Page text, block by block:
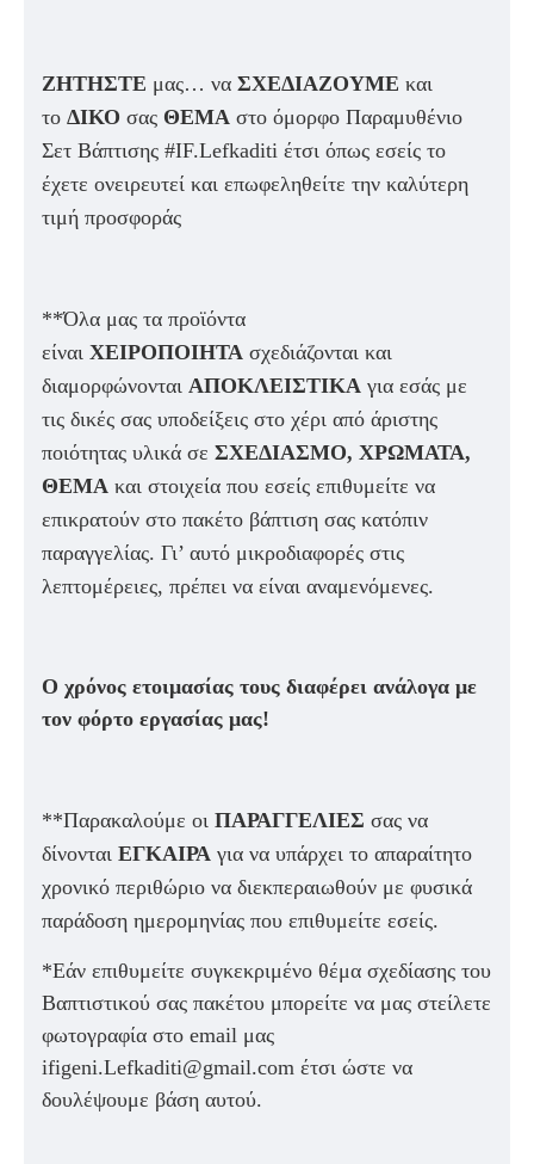
ΖΗΤΗΣΤΕ μας… να ΣΧΕΔΙΑΖΟΥΜΕ και
το ΔΙΚΟ σας ΘΕΜΑ στο όμορφο Παραμυθένιο
Σετ Βάπτισης #IF.Lefkaditi έτσι όπως εσείς το
έχετε ονειρευτεί και επωφεληθείτε την καλύτερη
τιμή προσφοράς
**Όλα μας τα προϊόντα
είναι ΧΕΙΡΟΠΟΙΗΤΑ σχεδιάζονται και
διαμορφώνονται ΑΠΟΚΛΕΙΣΤΙΚΑ για εσάς με
τις δικές σας υποδείξεις στο χέρι από άριστης
ποιότητας υλικά σε ΣΧΕΔΙΑΣΜΟ, ΧΡΩΜΑΤΑ,
ΘΕΜΑ και στοιχεία που εσείς επιθυμείτε να
επικρατούν στο πακέτο βάπτιση σας κατόπιν
παραγγελίας. Γι’ αυτό μικροδιαφορές στις
λεπτομέρειες, πρέπει να είναι αναμενόμενες.
Ο χρόνος ετοιμασίας τους διαφέρει ανάλογα με
τον φόρτο εργασίας μας!
**Παρακαλούμε οι ΠΑΡΑΓΓΕΛΙΕΣ σας να
δίνονται ΕΓΚΑΙΡΑ για να υπάρχει το απαραίτητο
χρονικό περιθώριο να διεκπεραιωθούν με φυσικά
παράδοση ημερομηνίας που επιθυμείτε εσείς.
*Εάν επιθυμείτε συγκεκριμένο θέμα σχεδίασης του
Βαπτιστικού σας πακέτου μπορείτε να μας στείλετε
φωτογραφία στο email μας
ifigeni.Lefkaditi@gmail.com έτσι ώστε να
δουλέψουμε βάση αυτού.